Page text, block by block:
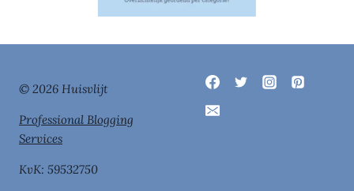
© 2026 Huisvlijt
Professional Blogging
Services
KvK: 59532750